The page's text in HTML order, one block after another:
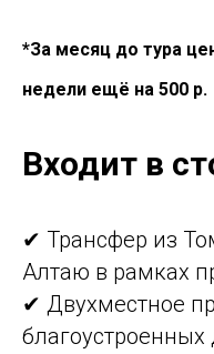
*За месяц до тура
недели ещё на 500 р.
Входит в
✔ Трансфер из
Алтаю в рамках
✔ Двухместное
благоустроенных